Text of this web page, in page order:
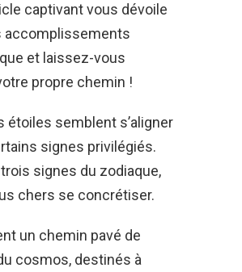
captivant vous dévoile
accomplissements
et laissez-vous
propre chemin !
étoiles semblent s’aligner
signes privilégiés.
signes du zodiaque,
chers se concrétiser.
un chemin pavé de
cosmos, destinés à